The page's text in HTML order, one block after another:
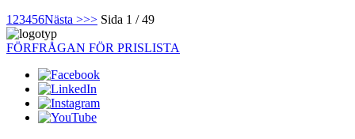
1 23456Nästa >>> Sida 1 / 49
FÖRFRÅGAN FÖR PRISLISTA